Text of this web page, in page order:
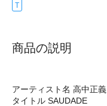
T
商品の説明
アーティスト名 高中正義
タイトル SAUDADE